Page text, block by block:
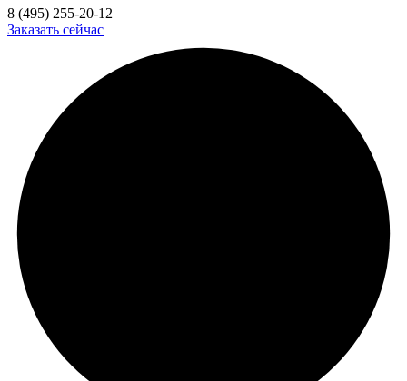
8 (495) 255-20-12
Заказать сейчас